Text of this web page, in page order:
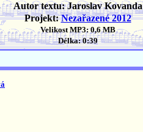
Autor textu: Jaroslav Kovanda
Projekt:Nezařazené 2012
Velikost MP3: 0,6 MB
Délka: 0:39